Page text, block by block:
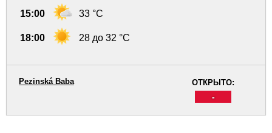
15:00 33 °C
18:00 28 до 32 °C
ОТКРЫТО:
-
Pezinská Baba